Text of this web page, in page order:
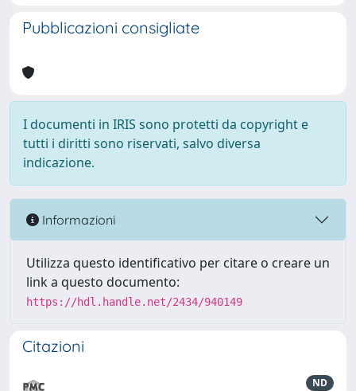
Pubblicazioni consigliate
I documenti in IRIS sono protetti da copyright e
tutti i diritti sono riservati, salvo diversa
indicazione.
Informazioni
Utilizza questo identificativo per citare o creare un
link a questo documento:
https://hdl.handle.net/2434/940149
Citazioni
ND